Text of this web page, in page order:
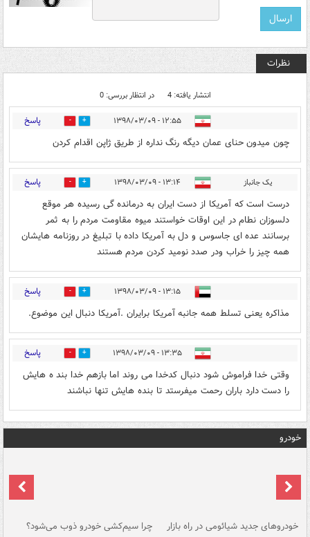
نظرات
انتشار یافته: 4 در انتظار بررسی: 0
۱۲:۵۵ - ۱۳۹۸/۰۳/۰۹ 1 پاسخ
چون میدون حنای عمان دیگه رنگ نداره از طریق ژاپن اقدام کردن
یک جانباز ۱۳:۱۴ - ۱۳۹۸/۰۳/۰۹ 2 پاسخ
درست است که آمریکا از دست ایران به درمانده گی رسیده هر موقع
دلسوزان نطام در این اوقات خواستند میوه مقاومت مردم را به ثمر
برسانند عده ای جاسوس و دل به آمریکا داده با تبلیغ در روزنامه هایشان
همه چیز را خراب ودر صدد نومید کردن مردم هستند
۱۳:۱۵ - ۱۳۹۸/۰۳/۰۹ 4 پاسخ
مذاکره یعنی تسلط همه جانبه آمریکا برایران ‌.آمریکا دنبال این موضوع.
۱۳:۳۵ - ۱۳۹۸/۰۳/۰۹ 2 پاسخ
وقتی خدا فراموش شود دنبال کدخدا می روند اما بازهم خدا بند ه هایش
را دست دارد باران رحمت میفرستد تا بنده هایش تنها نباشند
خودرو
خودروهای جدید شیائومی در راه بازار چرا سیم‌کشی خودرو ذوب می‌شود؟